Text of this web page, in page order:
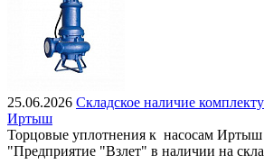
25.06.2026 Складское наличие
Иртыш
Торцовые уплотнения к насосам
"Предприятие "Взлет" в наличии на